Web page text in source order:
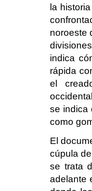
la
noroeste
indica
rápida
el
se indica
como
El
cúpula
se trata
adelante